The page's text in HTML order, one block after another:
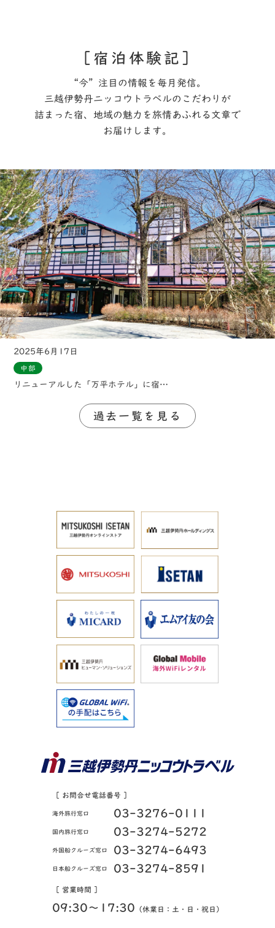
宿泊体験記
“今”注目の情報を毎月発信。
三越伊勢丹ニッコウトラベルのこだわりが
詰まった宿、地域の魅力を旅情あふれる文章で
お届けします。
2025年6月17日
中部
リニューアルした「万平ホテル」に宿…
過去一覧を見る
［ お問合せ電話番号 ］
海外旅行窓口 03-3276-0111
国内旅行窓口 03-3274-5272
外国船クルーズ窓口 03-3274-6493
日本船クルーズ窓口 03-3274-8591
［ 営業時間 ］
09:30〜17:30 （休業日：土・日・祝日）